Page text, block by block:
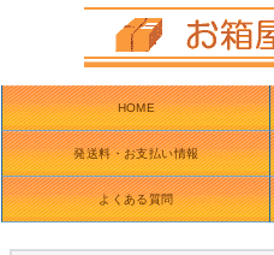
HOME
発送料・お支払い情報
よくある質問